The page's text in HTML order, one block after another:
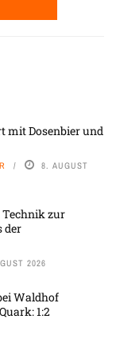
mit Dosenbier und
8. AUGUST
Technik zur
der
2026
Waldhof
1:2